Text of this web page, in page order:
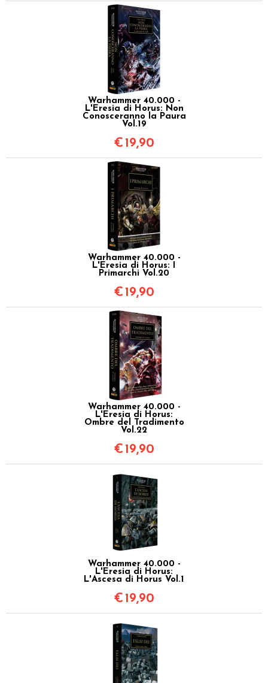
Warhammer 40.000 -
L'Eresia di Horus: Non
Conosceranno la Paura
Vol.19
€ 19,90
Warhammer 40.000 -
L'Eresia di Horus: I
Primarchi Vol.20
€ 19,90
Warhammer 40.000 -
L'Eresia di Horus:
Ombre del Tradimento
Vol.22
€ 19,90
Warhammer 40.000 -
L'Eresia di Horus:
L'Ascesa di Horus Vol.1
€ 19,90